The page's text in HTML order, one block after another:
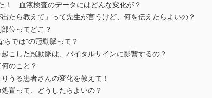
血液検査のデータにはどんな変化が？
たら教えて」って先生が言うけど、何を伝えたらよいの？
位ってどこ？
では”の冠動脈って？
こした冠動脈は、バイタルサインに影響するの？
のこと？
うる患者さんの変化を教えて！
置って、どうしたらよいの？